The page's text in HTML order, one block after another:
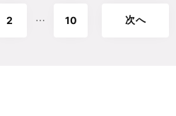
2 ⋯ 10 次へ